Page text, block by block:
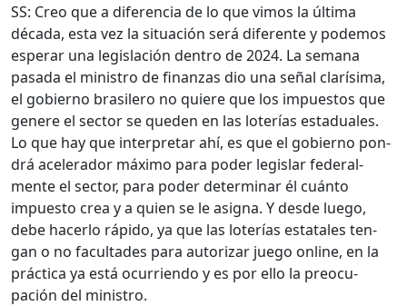
SS: Creo que a difer­en­cia de lo que vimos la últi­ma
déca­da, esta vez la situación será difer­ente y podemos
esper­ar una leg­is­lación den­tro de 2024. La sem­ana
pasa­da el min­istro de finan­zas dio una señal clarísi­ma,
el gob­ier­no brasilero no quiere que los impuestos que
genere el sec­tor se que­den en las loterías estad­uales.
Lo que hay que inter­pre­tar ahí, es que el gob­ier­no pon­
drá acel­er­ador máx­i­mo para poder leg­is­lar fed­eral­
mente el sec­tor, para poder deter­mi­nar él cuán­to
impuesto crea y a quien se le asigna. Y des­de luego,
debe hac­er­lo rápi­do, ya que las loterías estatales ten­
gan o no fac­ul­tades para autor­izar juego online, en la
prác­ti­ca ya está ocur­rien­do y es por ello la pre­ocu­
pación del min­istro.